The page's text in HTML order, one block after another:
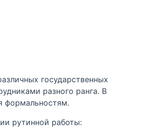
государственных
разного ранга. В
формальностям.
рутинной работы: